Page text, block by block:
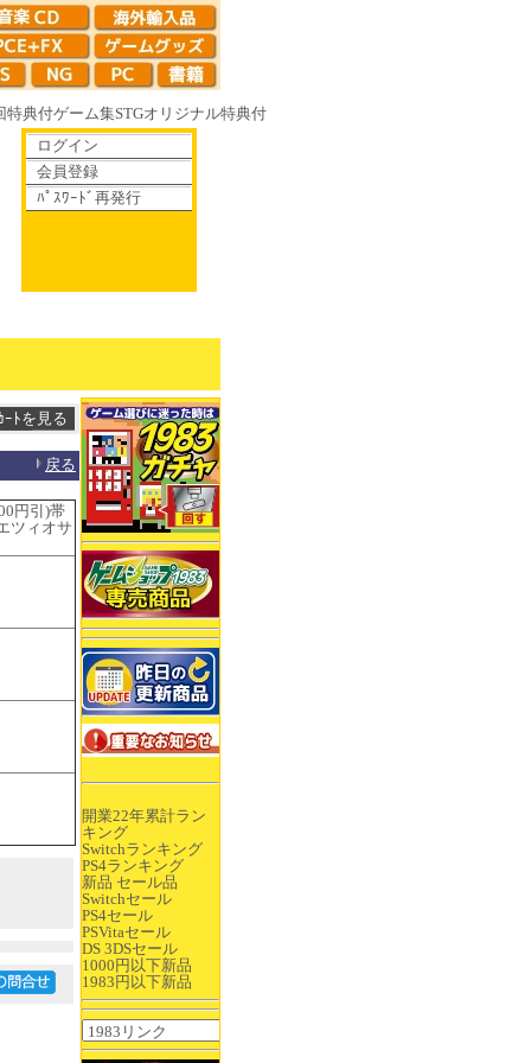
特典付ゲーム集STGオリジナル特典付
ログイン
会員登録
ﾊﾟｽﾜｰﾄﾞ再発行
開業22年累計ラン
キング
Switchランキング
PS4ランキング
新品 セール品
Switchセール
PS4セール
PSVitaセール
DS 3DSセール
1000円以下新品
1983円以下新品
戻る
円引)帯
ツィオサ